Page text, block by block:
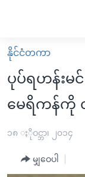
လွယ်ကူ
စေ
သည့်
များ
အကြောင်းအရာ
မူလစာမျက်နှာ
မြန်မာ
ကမ္ဘာ့သတင်းများ
နိုင်ငံတကာ
ဗွီဒီယို
ရပ်ဝန်းတခု လမ်
နိုင်ငံတကာ
ပုပ်ရဟန်းမင်
မေရိကန်ကို
၁၈ ႏိုဝင္ဘာ၊ ၂၀၁၄
မျှဝေပါ